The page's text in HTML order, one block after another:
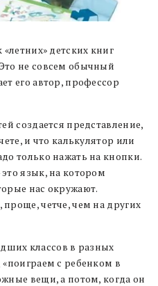
детских книг
не совсем обычный
его автор, профессор
создается представление,
и что калькулятор или
только нажать на кнопки.
язык, на котором
нас окружают.
четче, чем на других
классов в разных
с ребенком в
вещи, а потом, когда он